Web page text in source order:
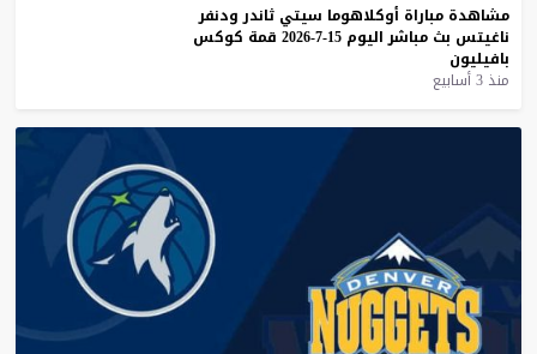
مشاهدة مباراة أوكلاهوما سيتي ثاندر ودنفر
ناغيتس بث مباشر اليوم 15-7-2026 قمة كوكس
بافيليون
منذ 3 أسابيع